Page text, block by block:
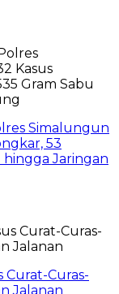
Simalungun
53
hingga Jaringan
Curat-Curas-
Jalanan